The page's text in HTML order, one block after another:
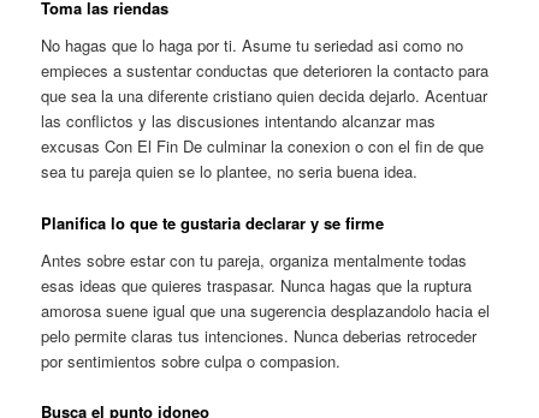
Toma las riendas
No hagas que lo haga por ti. Asume tu seriedad asi como no
empieces a sustentar conductas que deterioren la contacto para
que sea la una diferente cristiano quien decida dejarlo. Acentuar
las conflictos y las discusiones intentando alcanzar mas
excusas Con El Fin De culminar la conexion o con el fin de que
sea tu pareja quien se lo plantee, no seria buena idea.
Planifica lo que te gustaria declarar y se firme
Antes sobre estar con tu pareja, organiza mentalmente todas
esas ideas que quieres traspasar. Nunca hagas que la ruptura
amorosa suene igual que una sugerencia desplazandolo hacia el
pelo permite claras tus intenciones. Nunca deberias retroceder
por sentimientos sobre culpa o compasion.
Busca el punto idoneo